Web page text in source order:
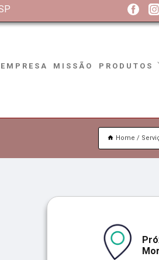
EMPRESA MISSÃO PRODUTOS
Home